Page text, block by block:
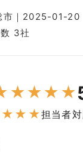
市｜2025-01-20
3社
★★★ ★
★ ★ ★担当者